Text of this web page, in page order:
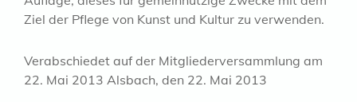
Ziel der Pflege von Kunst und Kultur zu verwenden.
Verabschiedet auf der Mitgliederversammlung am
22. Mai 2013 Alsbach, den 22. Mai 2013